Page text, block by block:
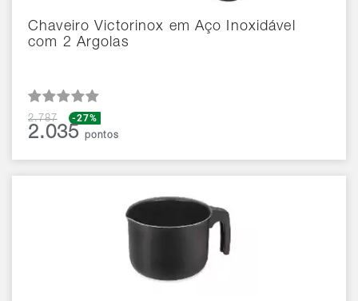
Chaveiro Victorinox em Aço Inoxidável
com 2 Argolas
2.787 -27%
2.035pontos